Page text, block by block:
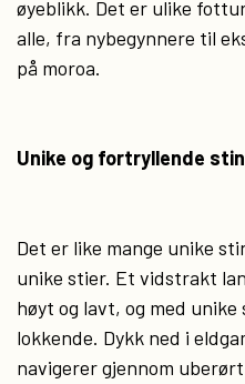
øyeblikk. Det er ulike
alle, fra nybegynnere til
på moroa.
Unike og fortryllende
Det er like mange unike
unike stier. Et vidstrakt
høyt og lavt, og med
lokkende. Dykk ned i
navigerer gjennom